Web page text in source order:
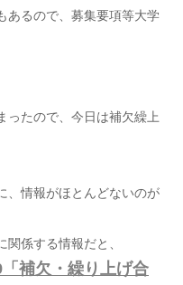
あるので、募集要項等大学
ったので、今日は補欠繰上
、情報がほとんどないのが
係する情報だと、
補欠・繰り上げ合